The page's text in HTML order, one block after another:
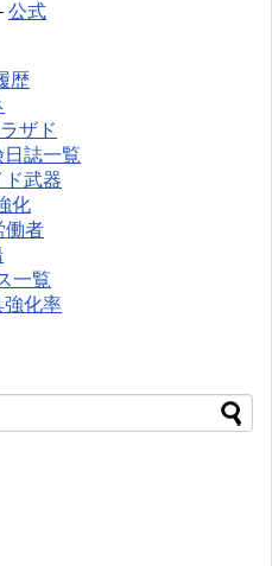
公式
歴
ザド
日誌一覧
ド武器
化
働者
一覧
強化率